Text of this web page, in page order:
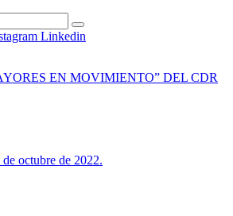
Linkedin
EN MOVIMIENTO” DEL CDR
octubre de 2022.